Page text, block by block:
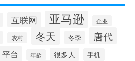
互联网 亚马逊 企业
农村 冬天 冬季 唐代
平台 年龄 很多人 手机